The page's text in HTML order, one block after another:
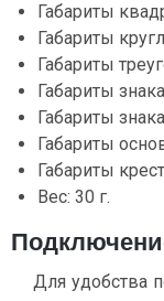
Габариты
Габариты
Габариты
Габариты
Габариты
Габариты
Габариты
Вес: 30 г.
Для удобства